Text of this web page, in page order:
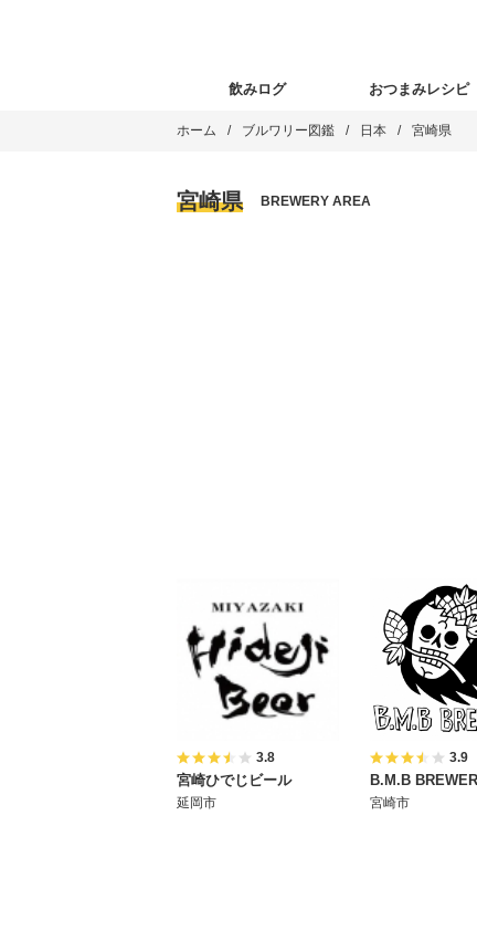
飲みログ おつまみレシピ
ホーム ブルワリー図鑑 日本 宮崎県
宮崎県 BREWERY AREA
3.8
宮崎ひでじビール
延岡市
3.9
B.M.B
宮崎市